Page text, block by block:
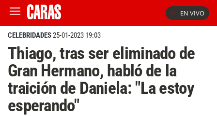
EN VIVO
CELEBRIDADES25-01-2023 19:03
Thiago, tras ser eliminado de
Gran Hermano, habló de la
traición de Daniela: "La estoy
esperando"